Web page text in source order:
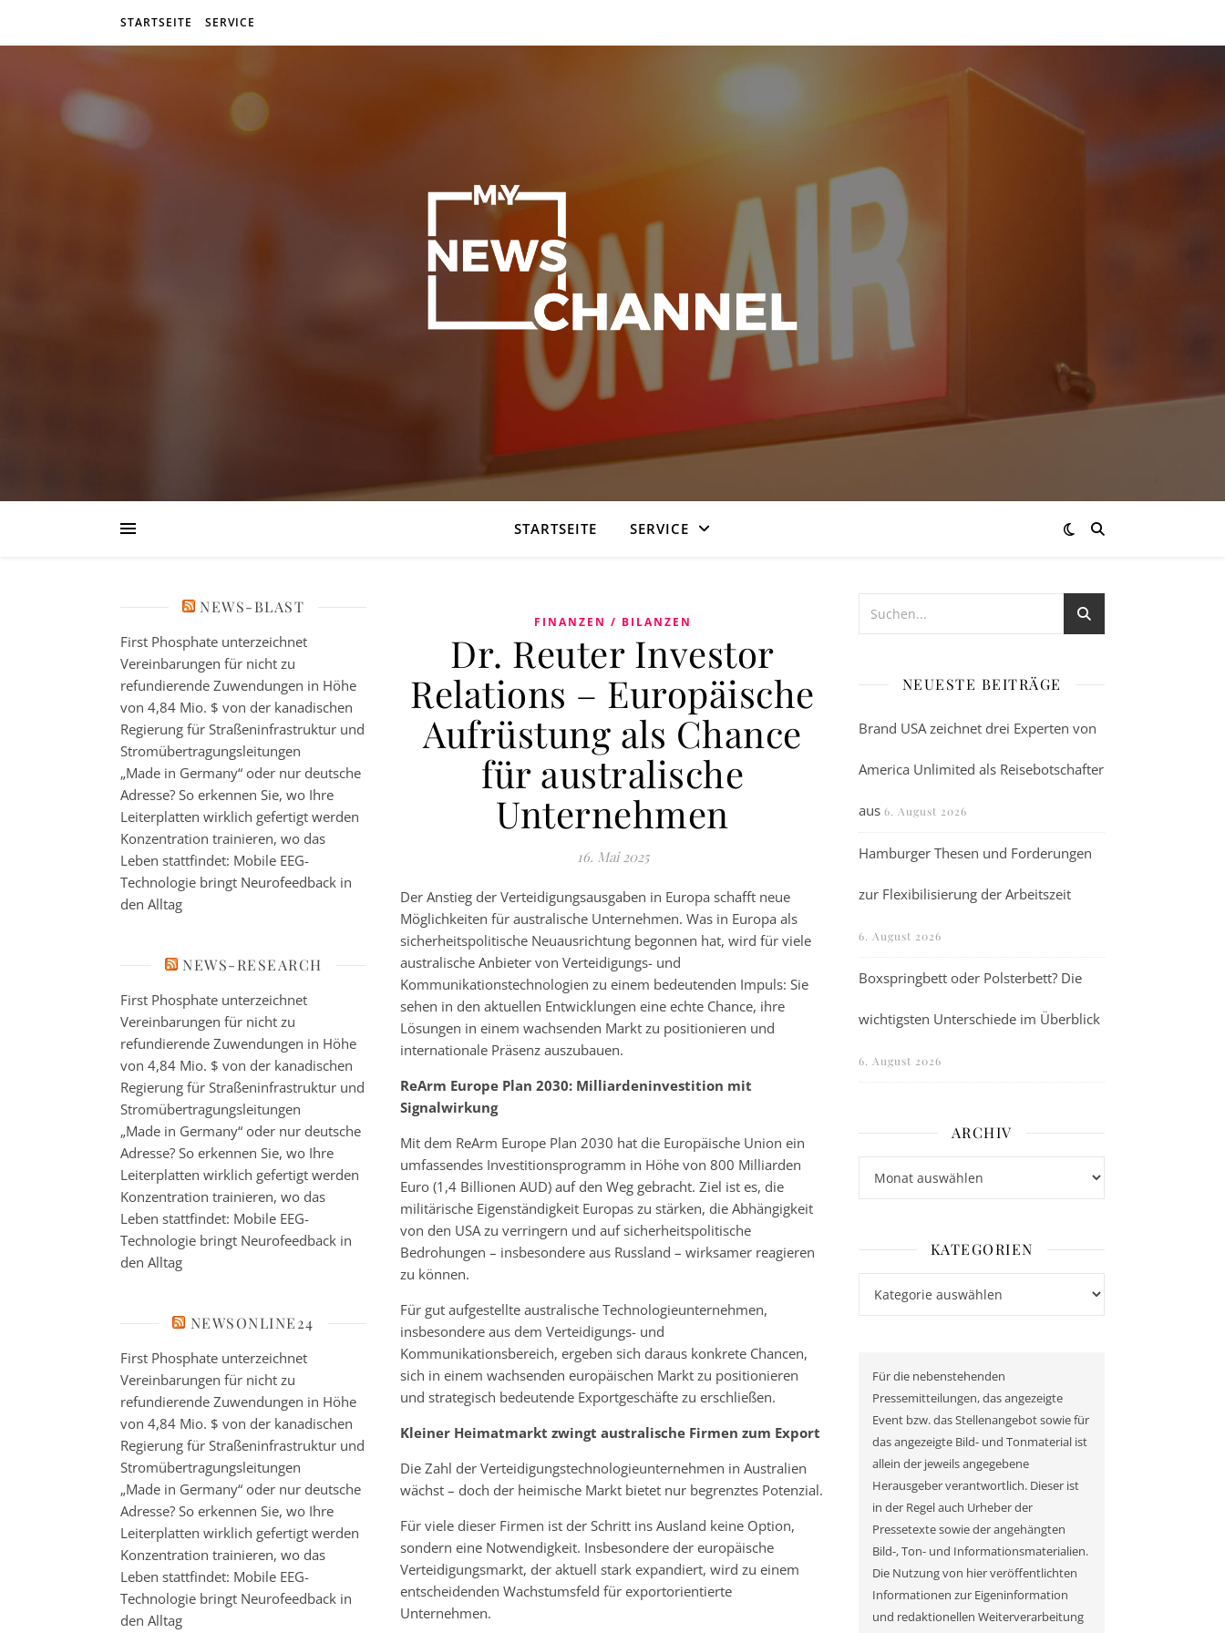
STARTSEITE SERVICE
STARTSEITE SERVICE
NEWS-BLAST
First Phosphate unterzeichnet
Vereinbarungen für nicht zu
refundierende Zuwendungen in Höhe
von 4,84 Mio. $ von der kanadischen
Regierung für Straßeninfrastruktur und
Stromübertragungsleitungen
„Made in Germany“ oder nur deutsche
Adresse? So erkennen Sie, wo Ihre
Leiterplatten wirklich gefertigt werden
Konzentration trainieren, wo das
Leben stattfindet: Mobile EEG-
Technologie bringt Neurofeedback in
den Alltag
NEWS-RESEARCH
First Phosphate unterzeichnet
Vereinbarungen für nicht zu
refundierende Zuwendungen in Höhe
von 4,84 Mio. $ von der kanadischen
Regierung für Straßeninfrastruktur und
Stromübertragungsleitungen
„Made in Germany“ oder nur deutsche
Adresse? So erkennen Sie, wo Ihre
Leiterplatten wirklich gefertigt werden
Konzentration trainieren, wo das
Leben stattfindet: Mobile EEG-
Technologie bringt Neurofeedback in
den Alltag
NEWSONLINE24
First Phosphate unterzeichnet
Vereinbarungen für nicht zu
refundierende Zuwendungen in Höhe
von 4,84 Mio. $ von der kanadischen
Regierung für Straßeninfrastruktur und
Stromübertragungsleitungen
„Made in Germany“ oder nur deutsche
Adresse? So erkennen Sie, wo Ihre
Leiterplatten wirklich gefertigt werden
Konzentration trainieren, wo das
Leben stattfindet: Mobile EEG-
Technologie bringt Neurofeedback in
den Alltag
FINANZEN / BILANZEN
Dr. Reuter Investor
Relations – Europäische
Aufrüstung als Chance
für australische
Unternehmen
16. Mai 2025
Der Anstieg der Verteidigungsausgaben in Europa schafft neue
Möglichkeiten für australische Unternehmen. Was in Europa als
sicherheitspolitische Neuausrichtung begonnen hat, wird für viele
australische Anbieter von Verteidigungs- und
Kommunikationstechnologien zu einem bedeutenden Impuls: Sie
sehen in den aktuellen Entwicklungen eine echte Chance, ihre
Lösungen in einem wachsenden Markt zu positionieren und
internationale Präsenz auszubauen.
ReArm Europe Plan 2030: Milliardeninvestition mit
Signalwirkung
Mit dem ReArm Europe Plan 2030 hat die Europäische Union ein
umfassendes Investitionsprogramm in Höhe von 800 Milliarden
Euro (1,4 Billionen AUD) auf den Weg gebracht. Ziel ist es, die
militärische Eigenständigkeit Europas zu stärken, die Abhängigkeit
von den USA zu verringern und auf sicherheitspolitische
Bedrohungen – insbesondere aus Russland – wirksamer reagieren
zu können.
Für gut aufgestellte australische Technologieunternehmen,
insbesondere aus dem Verteidigungs- und
Kommunikationsbereich, ergeben sich daraus konkrete Chancen,
sich in einem wachsenden europäischen Markt zu positionieren
und strategisch bedeutende Exportgeschäfte zu erschließen.
Kleiner Heimatmarkt zwingt australische Firmen zum Export
Die Zahl der Verteidigungstechnologieunternehmen in Australien
wächst – doch der heimische Markt bietet nur begrenztes Potenzial.
Für viele dieser Firmen ist der Schritt ins Ausland keine Option,
sondern eine Notwendigkeit. Insbesondere der europäische
Verteidigungsmarkt, der aktuell stark expandiert, wird zu einem
entscheidenden Wachstumsfeld für exportorientierte
Unternehmen.
NEUESTE BEITRÄGE
Brand USA zeichnet drei Experten von
America Unlimited als Reisebotschafter
aus 6. August 2026
Hamburger Thesen und Forderungen
zur Flexibilisierung der Arbeitszeit
6. August 2026
Boxspringbett oder Polsterbett? Die
wichtigsten Unterschiede im Überblick
6. August 2026
ARCHIV
KATEGORIEN
Für die nebenstehenden
Pressemitteilungen, das angezeigte
Event bzw. das Stellenangebot sowie für
das angezeigte Bild- und Tonmaterial ist
allein der jeweils angegebene
Herausgeber verantwortlich. Dieser ist
in der Regel auch Urheber der
Pressetexte sowie der angehängten
Bild-, Ton- und Informationsmaterialien.
Die Nutzung von hier veröffentlichten
Informationen zur Eigeninformation
und redaktionellen Weiterverarbeitung